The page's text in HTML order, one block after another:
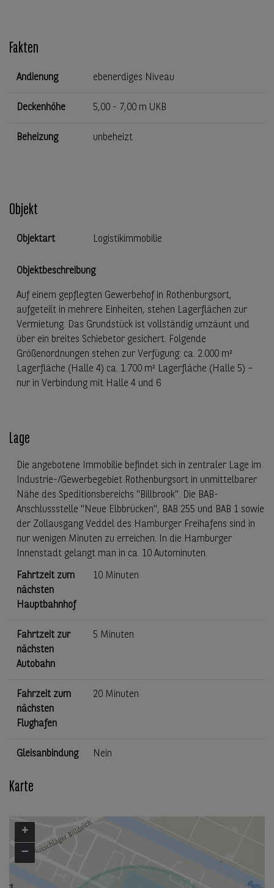
Fakten
Andienung ebenerdiges Niveau
Deckenhöhe 5,00 - 7,00 m UKB
Beheizung unbeheizt
Objekt
Objektart Logistikimmobilie
Objektbeschreibung
Auf einem gepflegten Gewerbehof in Rothenburgsort,
aufgeteilt in mehrere Einheiten, stehen Lagerflächen zur
Vermietung. Das Grundstück ist vollständig umzäunt und
über ein breites Schiebetor gesichert. Folgende
Größenordnungen stehen zur Verfügung: ca. 2.000 m²
Lagerfläche (Halle 4) ca. 1.700 m² Lagerfläche (Halle 5) –
nur in Verbindung mit Halle 4 und 6
Lage
Die angebotene Immobilie befindet sich in zentraler Lage im
Industrie-/Gewerbegebiet Rothenburgsort in unmittelbarer
Nähe des Speditionsbereichs "Billbrook". Die BAB-
Anschlussstelle "Neue Elbbrücken", BAB 255 und BAB 1 sowie
der Zollausgang Veddel des Hamburger Freihafens sind in
nur wenigen Minuten zu erreichen. In die Hamburger
Innenstadt gelangt man in ca. 10 Autominuten.
Fahrtzeit zum
nächsten
Hauptbahnhof
10 Minuten
Fahrtzeit zur
nächsten
Autobahn
5 Minuten
Fahrzeit zum
nächsten
Flughafen
20 Minuten
Gleisanbindung Nein
Karte
+
−